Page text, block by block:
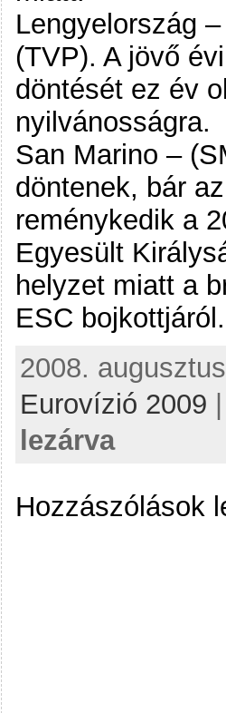
Lengyelország
(TVP). A jövő
döntését ez év
nyilvánosságra.
San Marino –
döntenek, bár
reménykedik a
Egyesült
helyzet miatt a
ESC bojkottjáról.
2008.
Eurovízió 2009
lezárva
Hozzászólások